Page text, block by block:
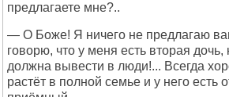
предлагаете мне?..
— О Боже! Я ничего не предлагаю
говорю, что у меня есть вторая
должна вывести в люди!... Всегда
растёт в полной семье и у него есть